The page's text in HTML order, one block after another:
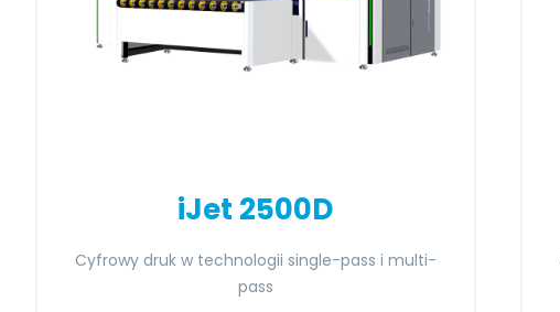
iJet 2500D
Cyfrowy druk w technologii single-pass i multi-
pass